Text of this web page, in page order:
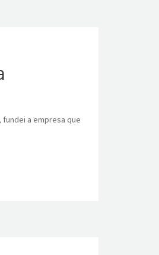
fundei a empresa que